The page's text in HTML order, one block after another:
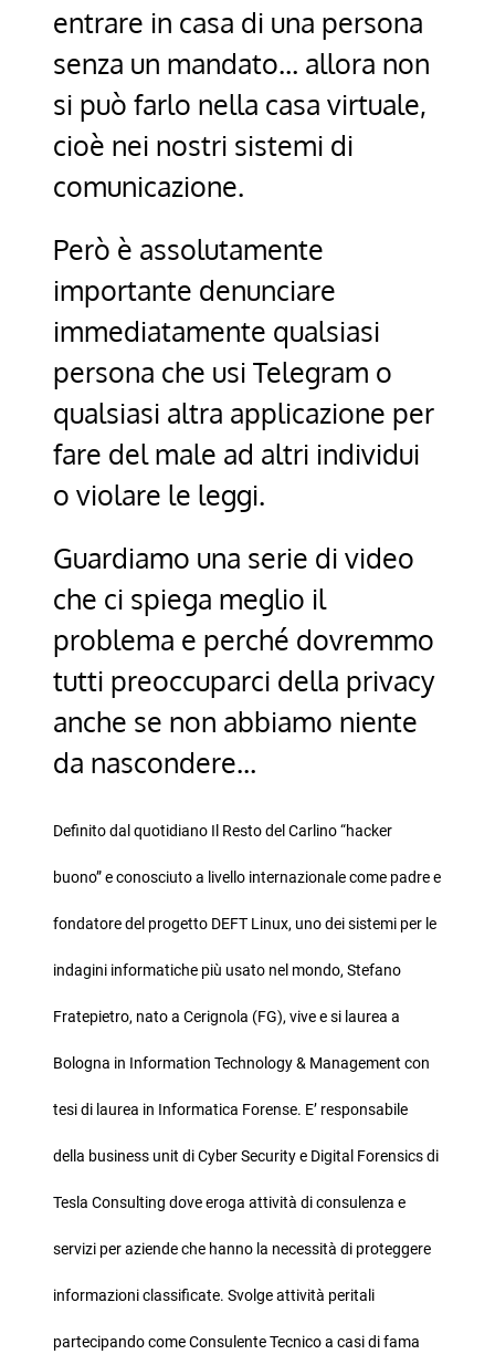
entrare in casa di una persona
senza un mandato… allora non
si può farlo nella casa virtuale,
cioè nei nostri sistemi di
comunicazione.
Però è assolutamente
importante denunciare
immediatamente qualsiasi
persona che usi Telegram o
qualsiasi altra applicazione per
fare del male ad altri individui
o violare le leggi.
Guardiamo una serie di video
che ci spiega meglio il
problema e perché dovremmo
tutti preoccuparci della privacy
anche se non abbiamo niente
da nascondere…
Definito dal quotidiano Il Resto del Carlino “hacker
buono” e conosciuto a livello internazionale come padre e
fondatore del progetto DEFT Linux, uno dei sistemi per le
indagini informatiche più usato nel mondo, Stefano
Fratepietro, nato a Cerignola (FG), vive e si laurea a
Bologna in Information Technology & Management con
tesi di laurea in Informatica Forense. E’ responsabile
della business unit di Cyber Security e Digital Forensics di
Tesla Consulting dove eroga attività di consulenza e
servizi per aziende che hanno la necessità di proteggere
informazioni classificate. Svolge attività peritali
partecipando come Consulente Tecnico a casi di fama